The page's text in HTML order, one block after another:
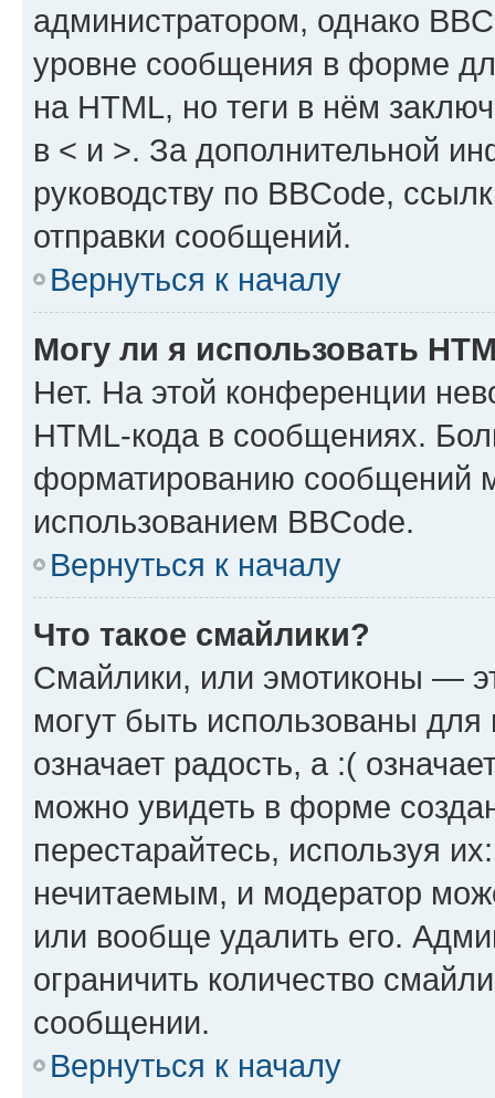
администратором, однако
уровне сообщения в форме
на HTML, но теги в нём
в < и >. За дополнительной
руководству по BBCode,
отправки сообщений.
Вернуться к началу
Могу ли я использовать
Нет. На этой конференции
HTML-кода в сообщениях.
форматированию сообщений
использованием BBCode.
Вернуться к началу
Что такое смайлики?
Смайлики, или эмотиконы —
могут быть использованы
означает радость, а :(
можно увидеть в форме
перестарайтесь, используя
нечитаемым, и модератор
или вообще удалить его.
ограничить количество
сообщении.
Вернуться к началу